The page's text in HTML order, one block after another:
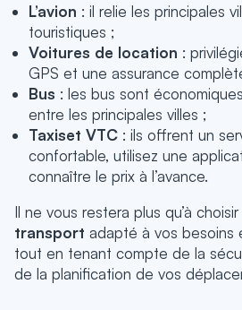
L’avion : il relie les principales
touristiques ;
Voitures de location :
GPS et une assurance
Bus : les bus sont
entre les principales villes ;
Taxiset VTC : ils offrent un
confortable, utilisez une
connaître le prix à l’avance.
Il ne vous restera plus qu’à choisir
transport adapté à vos besoins
tout en tenant compte de la
de la planification de vos